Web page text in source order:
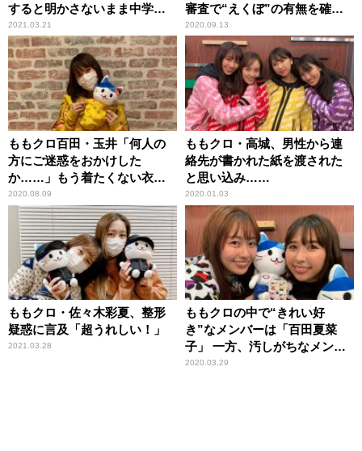
すると明かさないまま中学卒
業
2021.03.21
審査で“えくぼ”の有無を確認
される
2020.09.13
ももクロ百田・玉井「何人の
方にご迷惑をおかけした
か……」もう着たくない衣装
が続々
2020.08.09
ももクロ・高城、男性から連
絡先が書かれた紙を渡された
と思い込み……
2020.01.03
ももクロ・佐々木彩夏、整形
疑惑に言及「超うれしい！」
2021.03.28
ももクロの中で“きれい好
き”なメンバーは「百田夏菜
子」 一方、汚しがちなメンバ
ーは……
2020.03.29